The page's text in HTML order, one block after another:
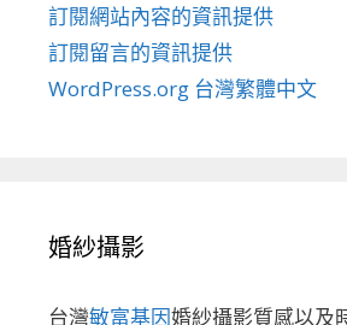
訂閱網站內容的資訊提供
訂閱留言的資訊提供
WordPress.org 台灣繁體中文
婚紗攝影
台灣敏富基因婚紗攝影質感以及